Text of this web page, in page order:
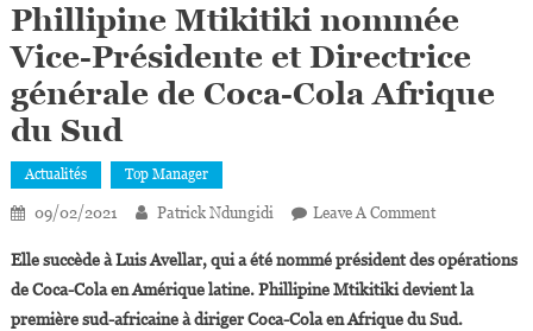
Phillipine Mtikitiki nommée
Vice-Présidente et Directrice
générale de Coca-Cola Afrique
du Sud
Actualités Top Manager
09/02/2021 Patrick Ndungidi Leave A CommentOn
Mtikitiki
Nommée
Vice-
Elle succède à Luis Avellar, qui a été nommé président des opérations
de Coca-Cola en Amérique latine. Phillipine Mtikitiki devient la
première sud-africaine à diriger Coca-Cola en Afrique du Sud.